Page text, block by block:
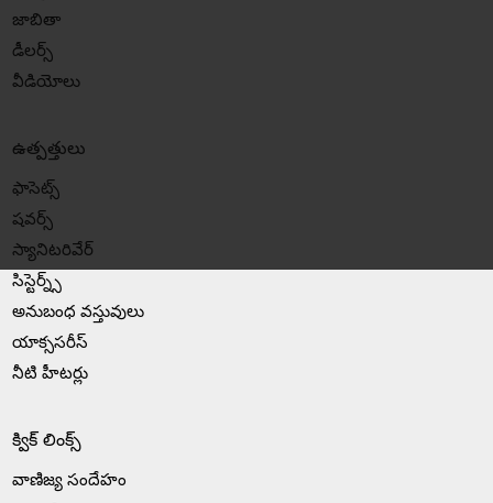
జాబితా
డీలర్స్
వీడియోలు
ఉత్పత్తులు
ఫాసెట్స్
షవర్స్
స్యానిటరివేర్
సిస్టెర్న్స్
అనుబంధ వస్తువులు
యాక్ససరీస్
నీటి హీటర్లు
క్విక్ లింక్స్
వాణిజ్య సందేహం